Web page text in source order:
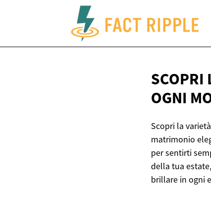
SCOPRI
OGNI
Scopri la
matrimonio
per sentirti
della tua
brillare in ogni